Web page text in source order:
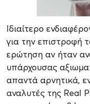
Ιδιαίτερο
για την επιστροφή
ερώτηση αν ήταν
υπάρχουσας
απαντά αρνητικά,
αναλυτές της Real